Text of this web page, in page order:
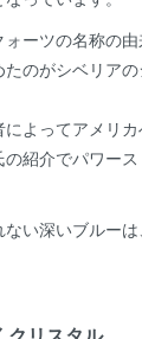
ーツの名称の
のがシベリア
よってアメリ
紹介でパワー
い深いブルー